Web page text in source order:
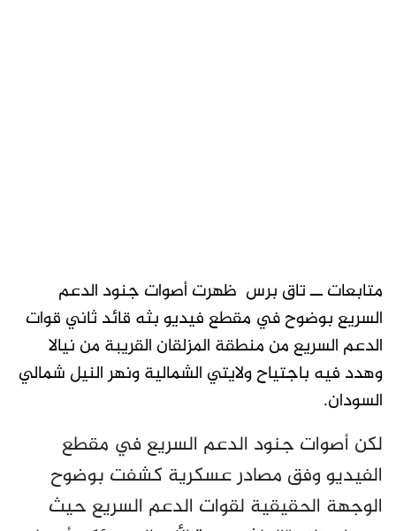
متابعات ــ تاق برس ظهرت أصوات جنود الدعم
السريع بوضوح في مقطع فيديو بثه قائد ثاني قوات
الدعم السريع من منطقة المزلقان القريبة من نيالا
وهدد فيه باجتياح ولايتي الشمالية ونهر النيل شمالي
السودان.
لكن أصوات جنود الدعم السريع في مقطع
الفيديو وفق مصادر عسكرية كشفت بوضوح
الوجهة الحقيقية لقوات الدعم السريع حيث